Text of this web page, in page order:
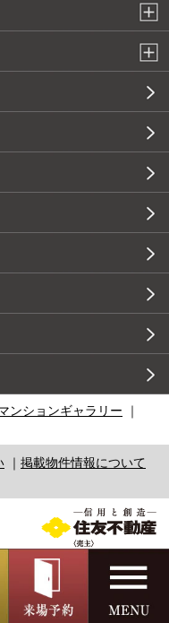
ンションギャラリー ｜
｜ 掲載物件情報について